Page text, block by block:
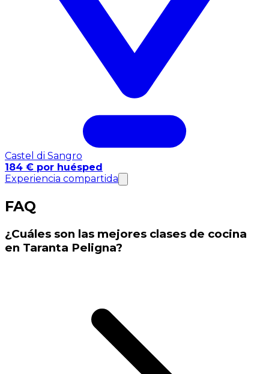
Castel di Sangro
184 € por huésped
Experiencia compartida
FAQ
¿Cuáles son las mejores clases de cocina
en Taranta Peligna?